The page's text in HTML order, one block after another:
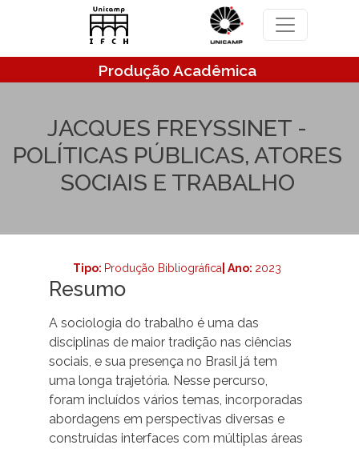
Pular para o conteúdo principal
Produção Acadêmica
JACQUES FREYSSINET -
POLÍTICAS PÚBLICAS, ATORES
SOCIAIS E TRABALHO
Tipo: Produção Bibliográfica | Ano: 2023
Resumo
A sociologia do trabalho é uma das
disciplinas de maior tradição nas ciências
sociais, e sua presença no Brasil já tem
uma longa trajetória. Nesse percurso,
foram incluídos vários temas, incorporadas
abordagens em perspectivas diversas e
construídas interfaces com múltiplas áreas